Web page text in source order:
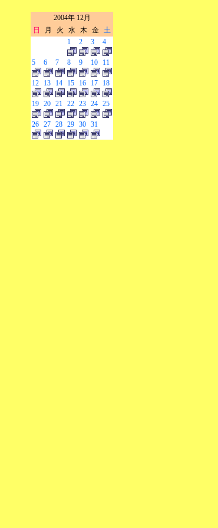
2004年 12月
日
月 火 水 木 金 土
1
2 3 4
5 6 7 8 9 10 11
12 13 14 15 16 17 18
19 20 21 22 23 24 25
26 27 28 29 30 31